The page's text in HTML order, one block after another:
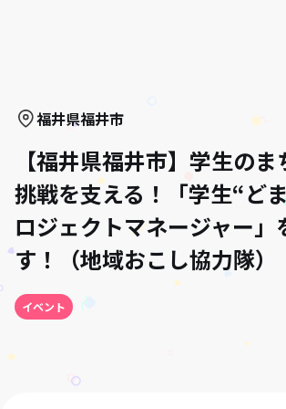
福井県福井市
【福井県福井市】学生の
挑戦を支える！「学生“ど
ロジェクトマネージャー」
す！（地域おこし協力隊）
イベント